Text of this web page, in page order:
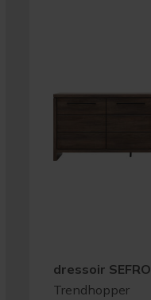
dressoir SEFRO
Trendhopper